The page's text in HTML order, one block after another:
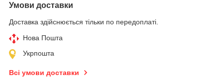
Умови доставки
Доставка здійснюється тільки по передоплаті.
Нова Пошта
Укрпошта
Всі умови доставки